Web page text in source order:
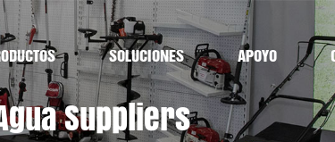
SOLUCIONES APOYO
Suppliers